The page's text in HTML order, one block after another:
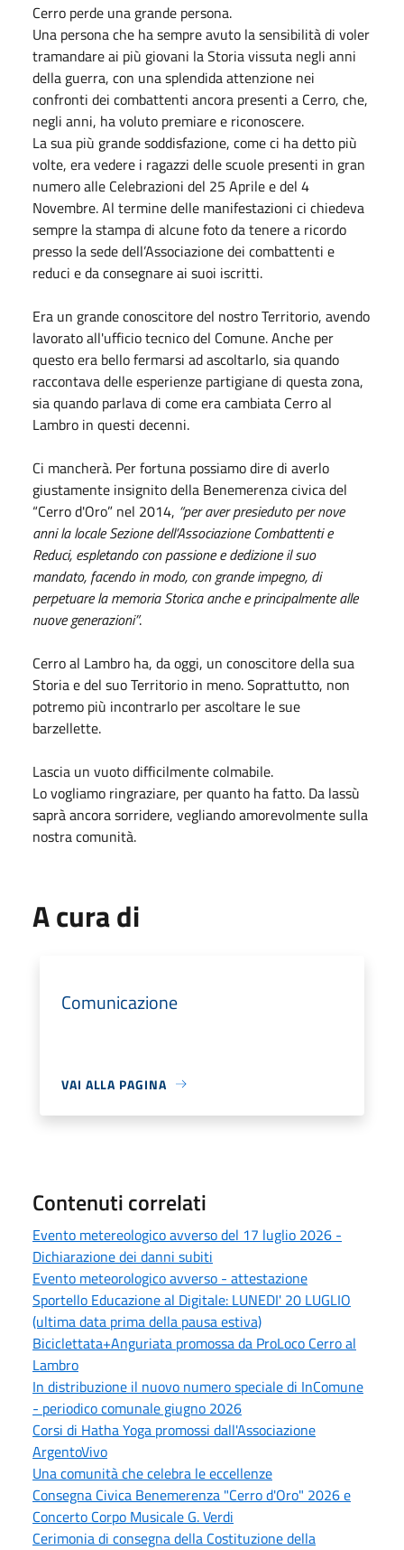
Cerro perde una grande persona.
Una persona che ha sempre avuto la sensibilità di voler
tramandare ai più giovani la Storia vissuta negli anni
della guerra, con una splendida attenzione nei
confronti dei combattenti ancora presenti a Cerro, che,
negli anni, ha voluto premiare e riconoscere.
La sua più grande soddisfazione, come ci ha detto più
volte, era vedere i ragazzi delle scuole presenti in gran
numero alle Celebrazioni del 25 Aprile e del 4
Novembre. Al termine delle manifestazioni ci chiedeva
sempre la stampa di alcune foto da tenere a ricordo
presso la sede dell’Associazione dei combattenti e
reduci e da consegnare ai suoi iscritti.
Era un grande conoscitore del nostro Territorio, avendo
lavorato all'ufficio tecnico del Comune. Anche per
questo era bello fermarsi ad ascoltarlo, sia quando
raccontava delle esperienze partigiane di questa zona,
sia quando parlava di come era cambiata Cerro al
Lambro in questi decenni.
Ci mancherà. Per fortuna possiamo dire di averlo
giustamente insignito della Benemerenza civica del
“Cerro d'Oro” nel 2014, “per aver presieduto per nove
anni la locale Sezione dell’Associazione Combattenti e
Reduci, espletando con passione e dedizione il suo
mandato, facendo in modo, con grande impegno, di
perpetuare la memoria Storica anche e principalmente alle
nuove generazioni”.
Cerro al Lambro ha, da oggi, un conoscitore della sua
Storia e del suo Territorio in meno. Soprattutto, non
potremo più incontrarlo per ascoltare le sue
barzellette.
Lascia un vuoto difficilmente colmabile.
Lo vogliamo ringraziare, per quanto ha fatto. Da lassù
saprà ancora sorridere, vegliando amorevolmente sulla
nostra comunità.
A cura di
Comunicazione
VAI ALLA PAGINA
Contenuti correlati
Evento metereologico avverso del 17 luglio 2026 -
Dichiarazione dei danni subiti
Evento meteorologico avverso - attestazione
Sportello Educazione al Digitale: LUNEDI' 20 LUGLIO
(ultima data prima della pausa estiva)
Biciclettata+Anguriata promossa da ProLoco Cerro al
Lambro
In distribuzione il nuovo numero speciale di InComune
- periodico comunale giugno 2026
Corsi di Hatha Yoga promossi dall'Associazione
ArgentoVivo
Una comunità che celebra le eccellenze
Consegna Civica Benemerenza "Cerro d'Oro" 2026 e
Concerto Corpo Musicale G. Verdi
Cerimonia di consegna della Costituzione della